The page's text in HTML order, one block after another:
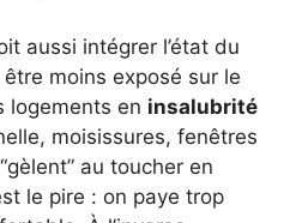
aussi intégrer l’état du
moins exposé sur le
logements en insalubrité
moisissures, fenêtres
au toucher en
le pire : on paye trop